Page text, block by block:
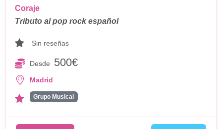
Coraje
Tributo al pop rock español
Sin reseñas
Desde 500€
Madrid
Grupo Musical